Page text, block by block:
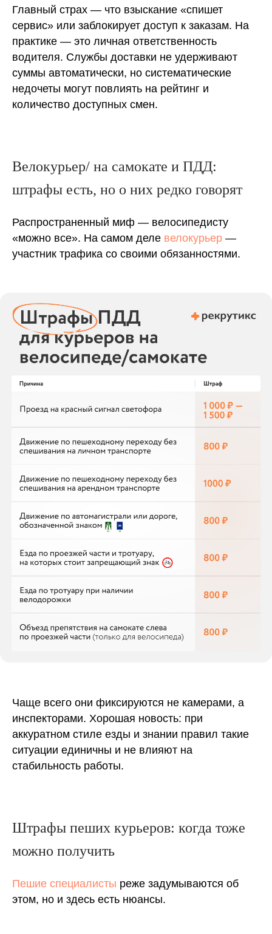
Главный страх — что взыскание «спишет
сервис» или заблокирует доступ к заказам. На
практике — это личная ответственность
водителя. Службы доставки не удерживают
суммы автоматически, но систематические
недочеты могут повлиять на рейтинг и
количество доступных смен.
Велокурьер/ на самокате и ПДД:
штрафы есть, но о них редко говорят
Распространенный миф — велосипедисту
«можно все». На самом деле велокурьер —
участник трафика со своими обязанностями.
Чаще всего они фиксируются не камерами, а
инспекторами. Хорошая новость: при
аккуратном стиле езды и знании правил такие
ситуации единичны и не влияют на
стабильность работы.
Штрафы пеших курьеров: когда тоже
можно получить
Пешие специалисты реже задумываются об
этом, но и здесь есть нюансы.